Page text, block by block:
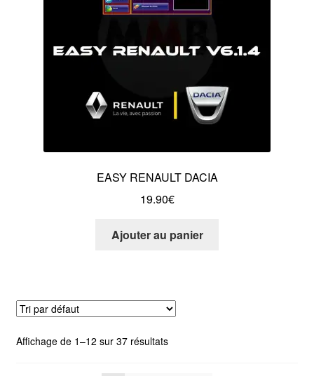
EASY RENAULT DACIA
19.90€
Ajouter au panier
Affichage de 1–12 sur 37 résultats